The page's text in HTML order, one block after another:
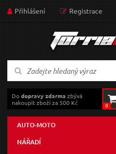
Přihlášení Registrace
Dodopravy zdarma zbývá
nakoupit zboží za 500 Kč
0
AUTO-MOTO
NÁŘADÍ